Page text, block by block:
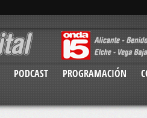
PODCAST PROGRAMACIÓN